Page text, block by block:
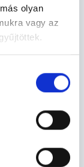
olyan
vagy az
foglaljorvost-